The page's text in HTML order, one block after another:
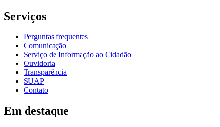
Serviços
Perguntas frequentes
Comunicação
Serviço de Informação ao Cidadão
Ouvidoria
Transparência
SUAP
Contato
Em destaque